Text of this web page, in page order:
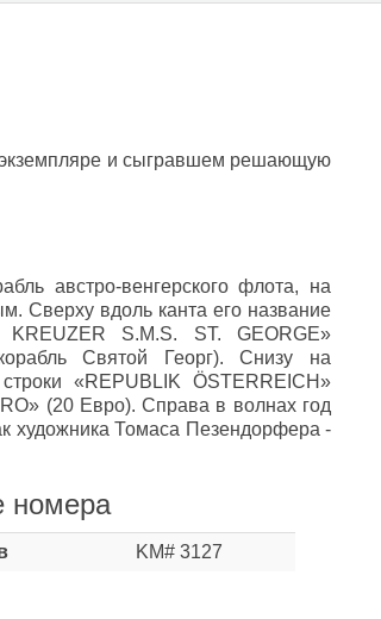
экземпляре и сыгравшем решающую
австро-венгерского флота, на
Сверху вдоль канта его название
S.M.S. ST. GEORGE»
Святой Георг). Снизу на
«REPUBLIK ÖSTERREICH»
(20 Евро). Справа в волнах год
художника Томаса Пезендорфера -
номера
KM# 3127